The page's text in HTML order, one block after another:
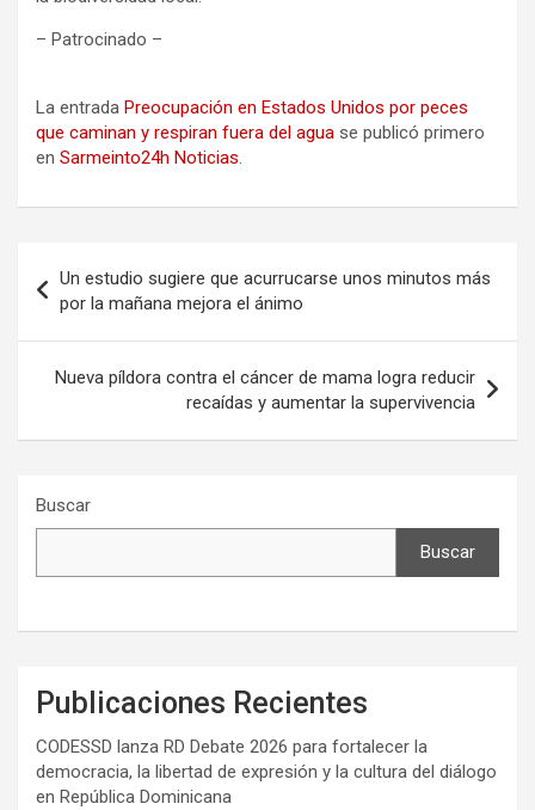
– Patrocinado –
La entrada Preocupación en Estados Unidos por peces
que caminan y respiran fuera del agua se publicó primero
en Sarmeinto24h Noticias.
de
entradas
Un estudio sugiere que acurrucarse unos minutos más
por la mañana mejora el ánimo
Nueva píldora contra el cáncer de mama logra reducir
recaídas y aumentar la supervivencia
Buscar
Buscar
Publicaciones Recientes
CODESSD lanza RD Debate 2026 para fortalecer la
democracia, la libertad de expresión y la cultura del diálogo
en República Dominicana